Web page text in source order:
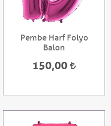
Pembe Harf Folyo
Balon
150,00